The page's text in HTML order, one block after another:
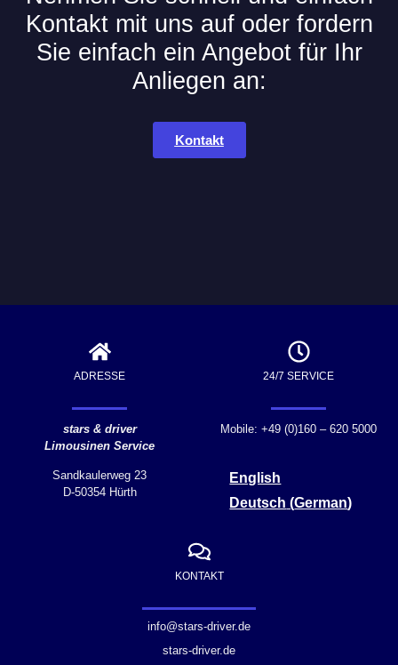
Kontakt mit uns auf oder fordern
Sie einfach ein Angebot für Ihr
Anliegen an:
Kontakt
ADRESSE
stars & driver
Limousinen Service
Sandkaulerweg 23
D-50354 Hürth
24/7 SERVICE
Mobile: +49 (0)160 – 620 5000
English
Deutsch (German)
KONTAKT
info@stars-driver.de
stars-driver.de